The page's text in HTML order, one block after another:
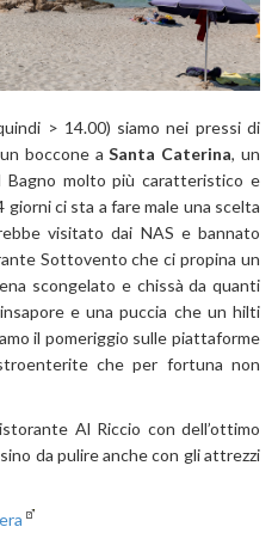
> 14.00) siamo nei pressi di
un boccone aSanta Caterina, un
Bagno molto più caratteristico e
ci sta a fare male una scelta
visitato dai NAS e bannato
Sottovento che ci propina un
scongelato e chissà da quanti
e una puccia che un hilti
il pomeriggio sulle piattaforme
che per fortuna non
Al Riccio con dell’ottimo
da pulire anche con gli attrezzi